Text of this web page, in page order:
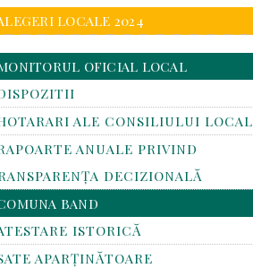
LOCALE 2024
OFICIAL LOCAL
ALE CONSILIULUI LOCAL
ANUALE PRIVIND
DECIZIONALĂ
BAND
ISTORICĂ
APARȚINĂTOARE